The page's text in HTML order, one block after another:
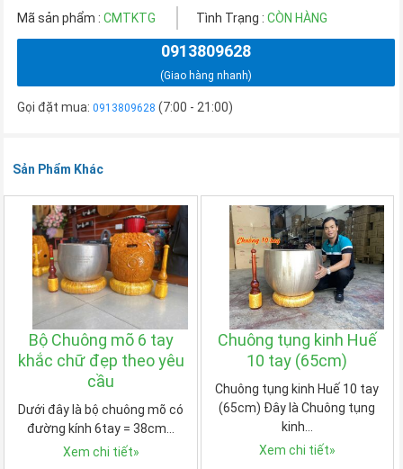
Mã sản phẩm :CMTKTG Tình Trạng : CÒN HÀNG
0913809628
(Giao hàng nhanh)
Gọi đặt mua:0913809628 (7:00 - 21:00)
Sản Phẩm Khác
Bộ Chuông mõ 6 tay
khắc chữ đẹp theo yêu
cầu
Dưới đây là bộ chuông mõ có
đường kính 6tay = 38cm…
Xem chi tiết»
Chuông tụng kinh Huế
10 tay (65cm)
Chuông tụng kinh Huế 10 tay
(65cm) Đây là Chuông tụng
kinh…
Xem chi tiết»